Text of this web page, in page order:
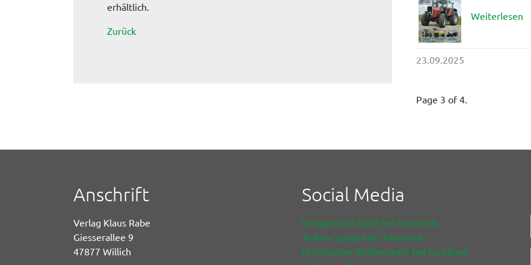
erhältlich.
Zurück
Weiterlesen
23.09.2025
Page 3 of 4.
Anschrift
Verlag Klaus Rabe
Giesserallee 9
47877 Willich
Social Media
Verlag Klaus Rabe bei Facebook
Traktor Spezial bei Facebook
Historischer Kraftverkehr bei Facebook